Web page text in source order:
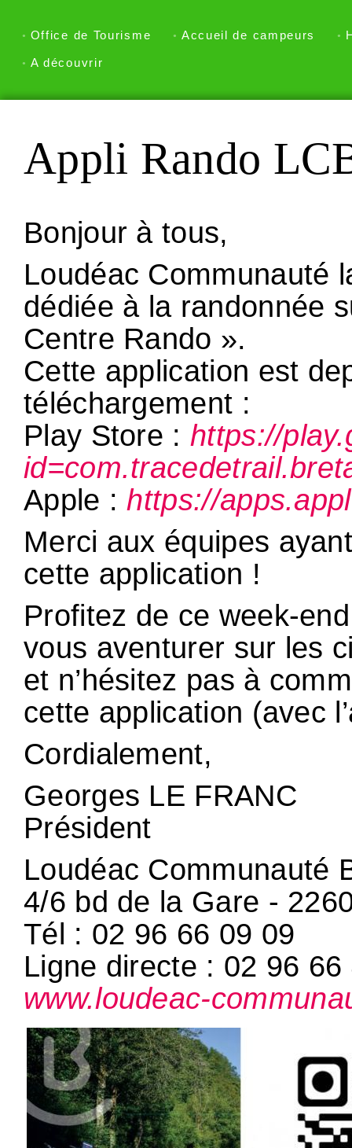
Office de Tourisme Accueil de campeurs
A découvrir
Appli Rando
Bonjour à tous,
Loudéac Communauté
dédiée à la randonnée
Centre Rando ».
Cette application est
téléchargement :
Play Store : https://
Apple : https://
Merci aux équipes
cette application !
Profitez de ce week-
vous aventurer sur les
et n’hésitez pas à
cette application (avec
Cordialement,
Georges LE FRANC
Président
Loudéac Communauté
4/6 bd de la Gare -
Tél : 02 96 66 09 09
Ligne directe : 02 96 66
www.loudeac-